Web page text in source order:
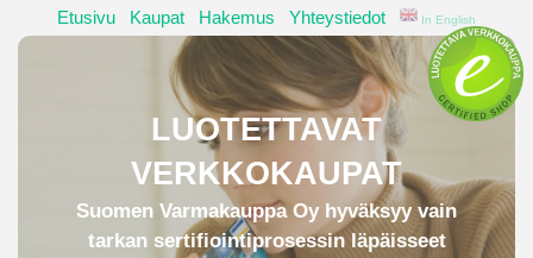
Etusivu Kaupat Hakemus Yhteystiedot In English
LUOTETTAVAT
VERKKOKAUPAT
Suomen Varmakauppa Oy hyväksyy vain
tarkan sertifiointiprosessin läpäisseet